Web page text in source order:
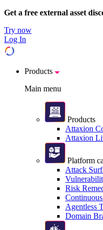
Get a free external asset
Try now
Log In
Products
Main menu
Products
Attaxion
Attaxion
Platform
Attack
Risk
Agentless
Domain